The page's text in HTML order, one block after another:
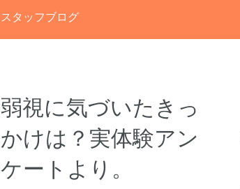
スタッフブログ
弱視に気づいたきっ
かけは？実体験アン
ケートより。